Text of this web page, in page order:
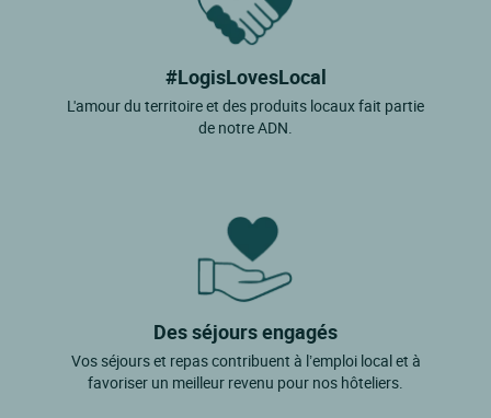
#LogisLovesLocal
L'amour du territoire et des produits locaux fait partie
de notre ADN.
Des séjours engagés
Vos séjours et repas contribuent à l’emploi local et à
favoriser un meilleur revenu pour nos hôteliers.